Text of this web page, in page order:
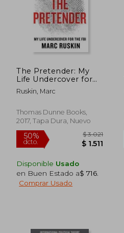
$ 2.074
The Pretender: My
Life Undercover for
the fbi (en Inglés)
Ruskin, Marc
Thomas Dunne Books,
2017, Tapa Dura, Nuevo
Disponible Usado
en Buen Estado a$ 716
Comprar Usado